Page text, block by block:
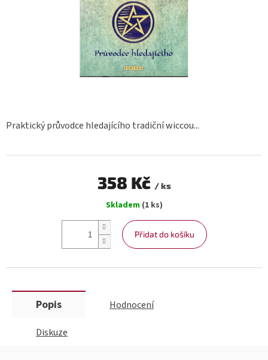
Praktický průvodce hledajícího tradiční wiccou...
358 Kč / ks
cena:
Skladem (1 ks)
Přidat do košíku
Popis Hodnocení
Diskuze